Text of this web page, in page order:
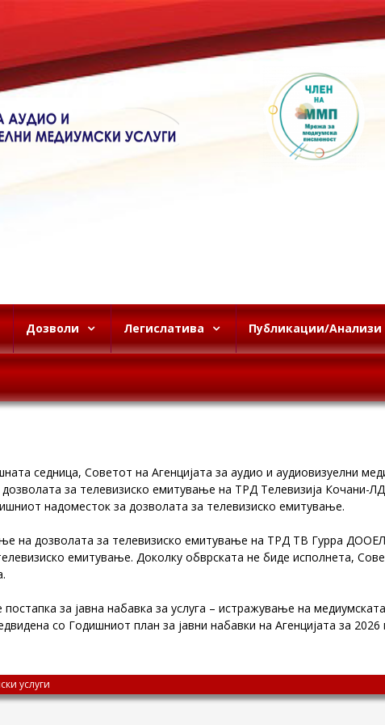
Дозволи Легислатива Публикации/Анализи
седница, Советот на Агенцијата за аудио и аудиовизуелни
за телевизиско емитување на ТРД Телевизија Кочани-
надоместок за дозволата за телевизиско емитување.
на дозволата за телевизиско емитување на ТРД ТВ Гурра
емитување. Доколку обврската не биде исполнета,
за јавна набавка за услуга – истражување на
со Годишниот план за јавни набавки на Агенцијата за
услуги